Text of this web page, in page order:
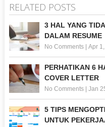
RELATED POSTS
3 HAL YANG
DALAM RESUME
No Comments| Apr
PERHATIKAN 6
COVER LETTER
No Comments| Jan
5 TIPS
UNTUK